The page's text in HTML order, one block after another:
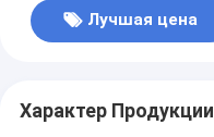
Лучшая цена
Характер Продукции